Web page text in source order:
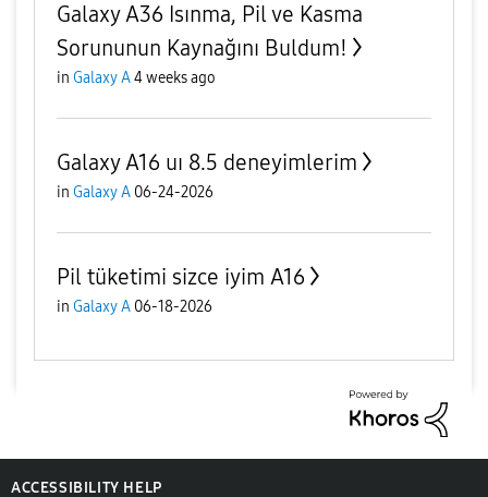
Galaxy A36 Isınma, Pil ve Kasma
Sorununun Kaynağını Buldum!
in Galaxy A4 weeks ago
Galaxy A16 uı 8.5 deneyimlerim
in Galaxy A 06-24-2026
Pil tüketimi sizce iyim A16
in Galaxy A 06-18-2026
ACCESSIBILITY HELP